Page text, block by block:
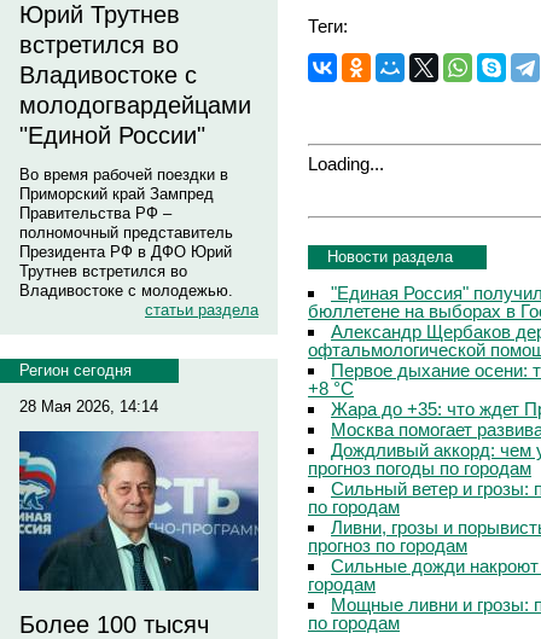
Юрий Трутнев
встретился во
Владивостоке с
молодогвардейцами
"Единой России"
Во время рабочей поездки в
Приморский край Зампред
Правительства РФ –
полномочный представитель
Президента РФ в ДФО Юрий
Трутнев встретился во
Владивостоке с молодежью.
статьи раздела
Регион сегодня
28 Мая 2026, 14:14
Более 100 тысяч
Теги:
Loading...
Новости раздела
"Единая Россия"
бюллетене на выборах в
Александр Щербаков
офтальмологической
Первое дыхание осени:
+8 °C
Жара до +35: что ждет
Москва помогает
Дождливый аккорд: чем
прогноз погоды по городам
Сильный ветер и грозы:
по городам
Ливни, грозы и
прогноз по городам
Сильные дожди
городам
Мощные ливни и грозы:
по городам